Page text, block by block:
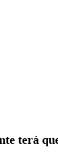
terá